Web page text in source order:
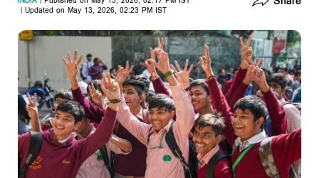
Updated on May 13, 2026, 02:23 PM IST